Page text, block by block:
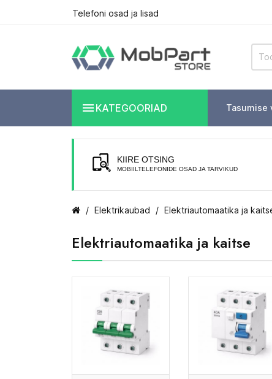
Telefoni osad ja lisad
 KATEGOORIAD Tasumise
KIIRE OTSING
MOBIILTELEFONIDE OSAD JA TARVIKUD
Elektrikaubad Elektriautomaatika ja
Elektriautomaatika ja kaitse